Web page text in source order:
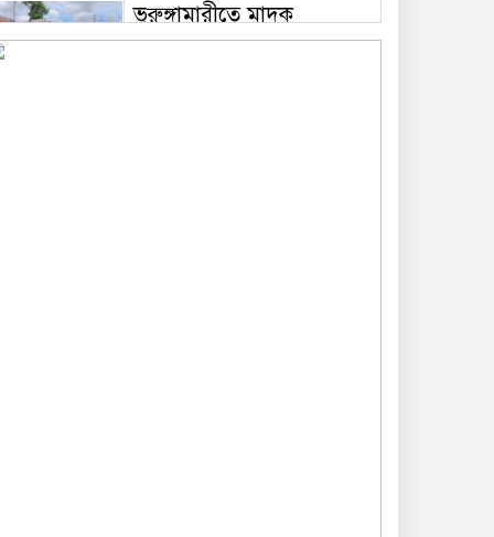
ভূরুঙ্গামারীতে মাদক
প্রতিরোধে মানববন্ধন